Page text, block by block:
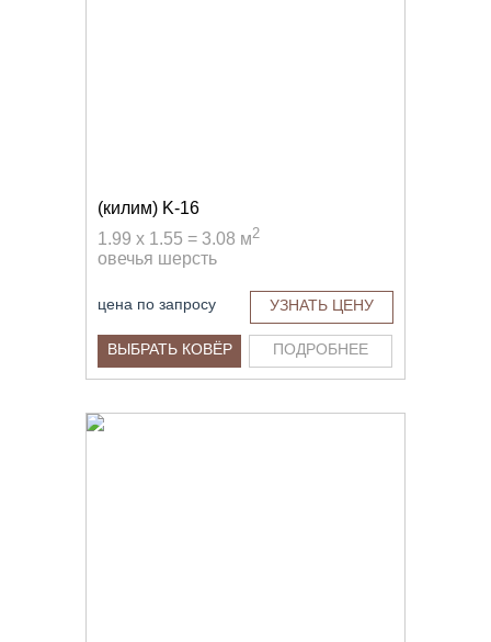
(килим) K-16
1.99 x 1.55 = 3.08 м2
овечья шерсть
цена по запросу УЗНАТЬ ЦЕНУ
ВЫБРАТЬ КОВЁР ПОДРОБНЕЕ